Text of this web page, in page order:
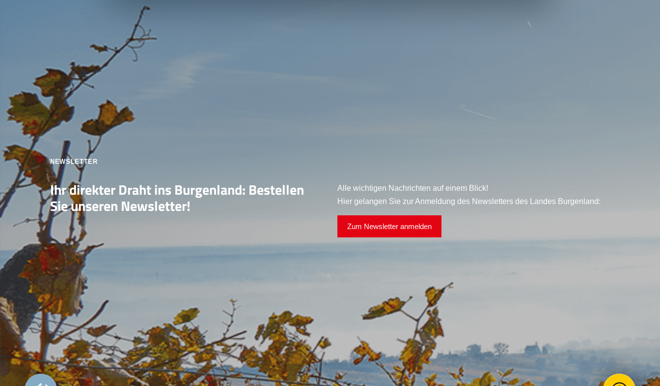
NEWSLETTER
Ihr direkter Draht ins Burgenland: Bestellen
Sie unseren Newsletter!
Alle wichtigen Nachrichten auf einem Blick!
Hier gelangen Sie zur Anmeldung des Newsletters des Landes Burgenland:
Zum Newsletter anmelden